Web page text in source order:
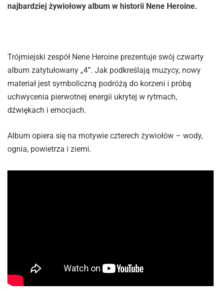
najbardziej żywiołowy album w historii Nene Heroine.
Trójmiejski zespół Nene Heroine prezentuje swój czwarty
album zatytułowany „4”. Jak podkreślają muzycy, nowy
materiał jest symboliczną podróżą do korzeni i próbą
uchwycenia pierwotnej energii ukrytej w rytmach,
dźwiękach i emocjach.
Album opiera się na motywie czterech żywiołów – wody,
ognia, powietrza i ziemi.